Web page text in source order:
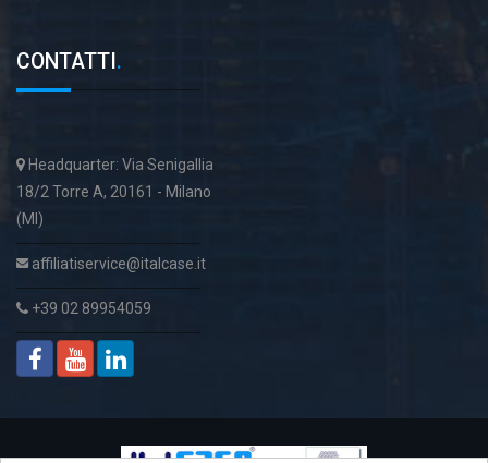
CONTATTI .
Headquarter: Via Senigallia
18/2 Torre A, 20161 - Milano
(MI)
affiliatiservice@italcase.it
+39 02 89954059